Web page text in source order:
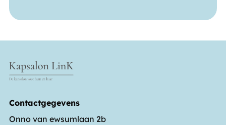
Contactgegevens
Onno van ewsumlaan 2b